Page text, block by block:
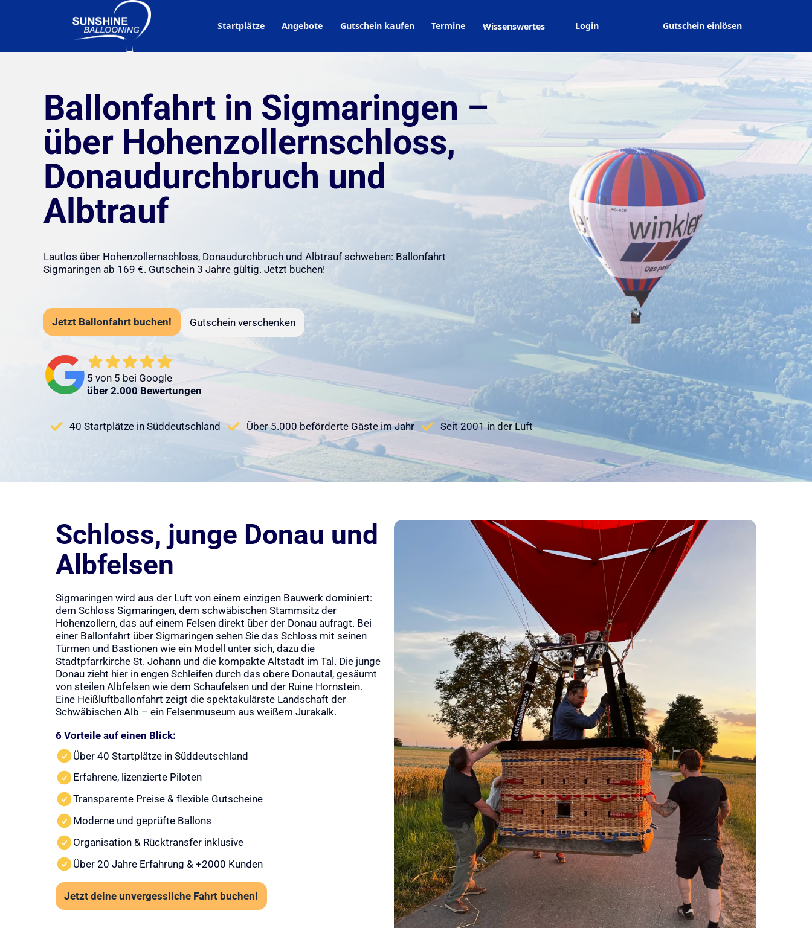
Startplätze Angebote Gutschein kaufen Termine Wissenswertes Login Gutschein einlösen
Ballonfahrt in Sigmaringen –
über Hohenzollernschloss,
Donaudurchbruch und
Albtrauf
Lautlos über Hohenzollernschloss, Donaudurchbruch und Albtrauf schweben: Ballonfahrt
Sigmaringen ab 169 €. Gutschein 3 Jahre gültig. Jetzt buchen!
Jetzt Ballonfahrt buchen! Gutschein verschenken
5 von 5 bei Google
über 2.000 Bewertungen
40 Startplätze in Süddeutschland Über 5.000 beförderte Gäste im Jahr Seit 2001 in der Luft
Schloss, junge Donau und
Albfelsen
Sigmaringen wird aus der Luft von einem einzigen Bauwerk dominiert:
dem Schloss Sigmaringen, dem schwäbischen Stammsitz der
Hohenzollern, das auf einem Felsen direkt über der Donau aufragt. Bei
einer Ballonfahrt über Sigmaringen sehen Sie das Schloss mit seinen
Türmen und Bastionen wie ein Modell unter sich, dazu die
Stadtpfarrkirche St. Johann und die kompakte Altstadt im Tal. Die junge
Donau zieht hier in engen Schleifen durch das obere Donautal, gesäumt
von steilen Albfelsen wie dem Schaufelsen und der Ruine Hornstein.
Eine Heißluftballonfahrt zeigt die spektakulärste Landschaft der
Schwäbischen Alb – ein Felsenmuseum aus weißem Jurakalk.
6 Vorteile auf einen Blick:
Über 40 Startplätze in Süddeutschland
Erfahrene, lizenzierte Piloten
Transparente Preise & flexible Gutscheine
Moderne und geprüfte Ballons
Organisation & Rücktransfer inklusive
Über 20 Jahre Erfahrung & +2000 Kunden
Jetzt deine unvergessliche Fahrt buchen!